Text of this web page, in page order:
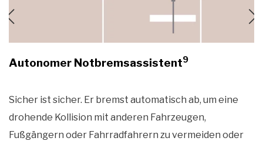
Autonomer Notbremsassistent9
Sicher ist sicher. Er bremst automatisch ab, um eine
drohende Kollision mit anderen Fahrzeugen,
Fußgängern oder Fahrradfahrern zu vermeiden oder